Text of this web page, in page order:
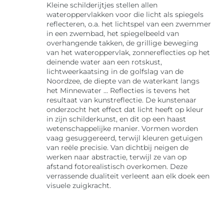
Kleine schilderijtjes stellen allen
wateroppervlakken voor die licht als spiegels
reflecteren, o.a. het lichtspel van een zwemmer
in een zwembad, het spiegelbeeld van
overhangende takken, de grillige beweging
van het wateroppervlak, zonnereflecties op het
deinende water aan een rotskust,
lichtweerkaatsing in de golfslag van de
Noordzee, de diepte van de waterkant langs
het Minnewater ... Reflecties is tevens het
resultaat van kunstreflectie. De kunstenaar
onderzocht het effect dat licht heeft op kleur
in zijn schilderkunst, en dit op een haast
wetenschappelijke manier. Vormen worden
vaag gesuggereerd, terwijl kleuren getuigen
van reële precisie. Van dichtbij neigen de
werken naar abstractie, terwijl ze van op
afstand fotorealistisch overkomen. Deze
verrassende dualiteit verleent aan elk doek een
visuele zuigkracht.